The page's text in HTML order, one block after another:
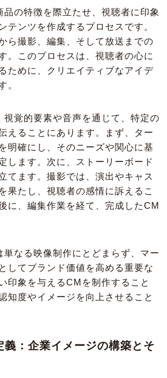
の特徴を際立たせ、視聴者に印象
テンツを作成するプロセスです。
ら撮影、編集、そして放送までの
。このプロセスは、視聴者の心に
ために、クリエイティブなアイデ
。
覚的要素や音声を通じて、特定の
えることにあります。まず、ター
明確にし、そのニーズや関心に基
します。次に、ストーリーボード
てます。撮影では、演出やキャス
果たし、視聴者の感情に訴えるこ
に、編集作業を経て、完成したCM
単なる映像制作にとどまらず、マー
してブランド価値を高める重要な
印象を与えるCMを制作すること
知度やイメージを向上させること
義：企業イメージの構築とそ